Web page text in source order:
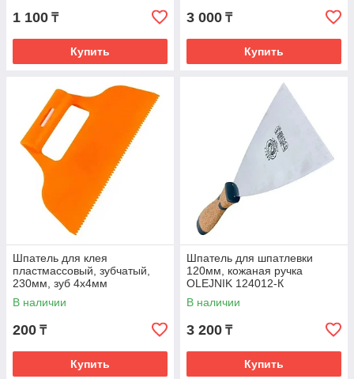
1 100 ₸
Купить
3 000 ₸
Купить
Шпатель для клея
пластмассовый, зубчатый,
230мм, зуб 4х4мм
РемоКолор 12-2-214
В наличии
200 ₸
Купить
Шпатель для шпатлевки
120мм, кожаная ручка
OLEJNIK 124012-К
В наличии
3 200 ₸
Купить